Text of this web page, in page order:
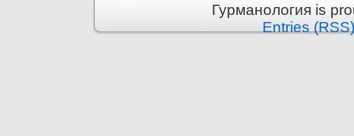
Гурманология is
Entries (RSS)